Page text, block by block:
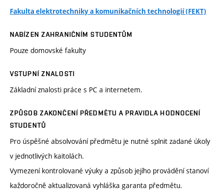
Fakulta elektrotechniky a komunikačních technologií (FEKT)
NABÍZEN ZAHRANIČNÍM STUDENTŮM
Pouze domovské fakulty
VSTUPNÍ ZNALOSTI
Základní znalosti práce s PC a internetem.
ZPŮSOB ZAKONČENÍ PŘEDMĚTU A PRAVIDLA HODNOCENÍ
STUDENTŮ
Pro úspěšné absolvování předmětu je nutné splnit zadané úkoly
v jednotlivých kaitolách.
Vymezení kontrolované výuky a způsob jejího provádění stanoví
každoročně aktualizovaná vyhláška garanta předmětu.